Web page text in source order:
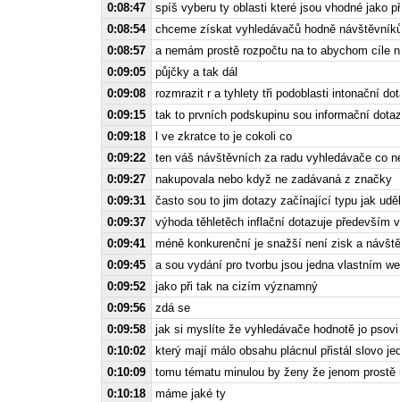
0:08:47
spíš vyberu ty oblasti které jsou vhodné jako
0:08:54
chceme získat vyhledávačů hodně
0:08:57
a nemám prostě rozpočtu na to abychom cíle
0:09:05
půjčky a tak dál
0:09:08
rozmrazit r a tyhlety tři podoblasti intonační
0:09:15
tak to prvních podskupinu sou informační
0:09:18
l ve zkratce to je cokoli co
0:09:22
ten váš návštěvních za radu vyhledávače co
0:09:27
nakupovala nebo když ne zadávaná z značky
0:09:31
často sou to jim dotazy začínající typu jak
0:09:37
výhoda těhletěch inflační dotazuje především
0:09:41
méně konkurenční je snažší není zisk a
0:09:45
a sou vydání pro tvorbu jsou jedna vlastním
0:09:52
jako při tak na cizím významný
0:09:56
zdá se
0:09:58
jak si myslíte že vyhledávače hodnotě jo
0:10:02
který mají málo obsahu plácnul přistál slovo
0:10:09
tomu tématu minulou by ženy že jenom prostě
0:10:18
máme jaké ty